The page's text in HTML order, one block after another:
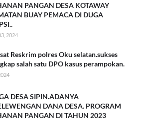
PANGAN DESA KOTAWAY
BUAY PEMACA DI DUGA
2024
Reskrim polres Oku selatan.sukses
salah satu DPO kasus perampokan.
DESA SIPIN.ADANYA
DANA DESA. PROGRAM
PANGAN DI TAHUN 2023